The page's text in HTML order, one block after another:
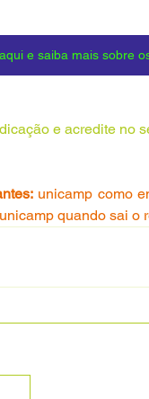
e saiba mais sobre
e acredite no
unicamp como
quando sai o